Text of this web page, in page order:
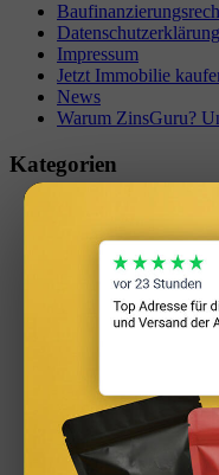
Datenschutzerklärung
Impressum
Jetzt Immobilie
News
Warum ZinsGuru?
Kategorien
Anbieter
Baufinanzierung
Bauzinsen
Familie & Soziales
Gehalt & Arbeit
Rechner & Tools
Steuern
Versicherungen
Zinsen & Sparen